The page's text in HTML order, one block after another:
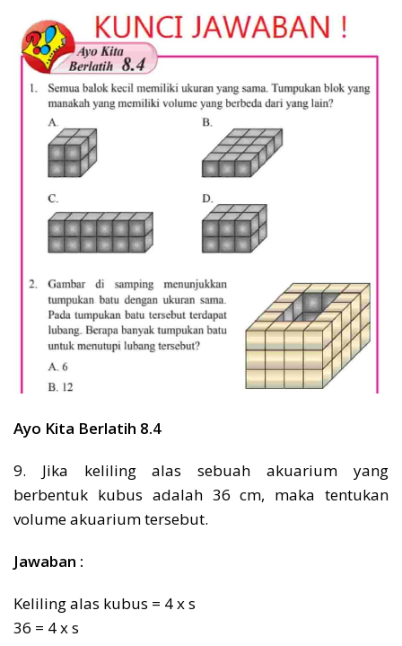
Ayo Kita Berlatih 8.4
9. Jika keliling alas sebuah akuarium yang
berbentuk kubus adalah 36 cm, maka tentukan
volume akuarium tersebut.
Jawaban :
Keliling alas kubus = 4 x s
36 = 4 x s